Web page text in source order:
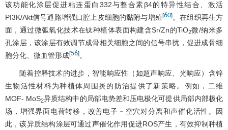
该功能化涂层促进粘连蛋白332与整合素β4的特异性结合、激活
PI3K/Akt信号通路增强口腔上皮细胞的黏附与增殖[60]。在组织再生方
面，通过微弧氧化技术在钛种植体表面构建含Sr/Zn的TiO2微/纳米多
孔涂层，该涂层有效调节成骨相关细胞之间的信号串扰，促进成骨细
胞分化、微血管形成[56]。
随着控释技术的进步，智能响应性（如超声响应、光响应）含锌
生物活性材料为种植体周围炎的防治提供了新策略。例如，二维
MOF- MoS2异质结构中的局部电势差和压电极化可提供局部内部极化
场，增强界面电荷转移，改善电子－空穴对分离和声催化活性。因
此，该异质结构涂层可通过声催化作用促进ROS产生，有效抑制种植